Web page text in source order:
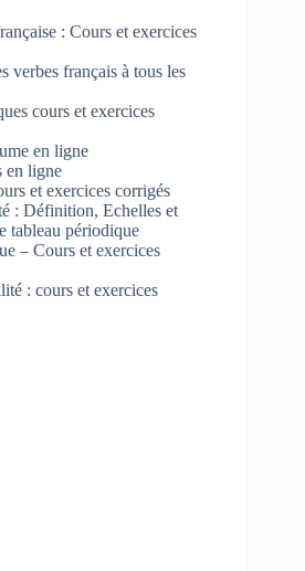
: Cours et exercices
verbes français à tous les
cours et exercices
en ligne
en ligne
et exercices corrigés
: Définition, Echelles et
tableau périodique
– Cours et exercices
: cours et exercices